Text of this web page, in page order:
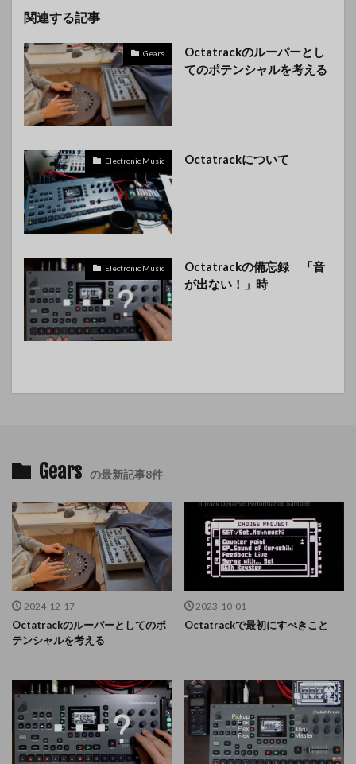
関連する記事
Gears
Octatrackのルーパーとし
てのポテンシャルを考える
Electronic Music Octatrackについて
Electronic Music
Octatrackの備忘録 「音
が出ない！」時
Gears の最新記事8件
2024-12-17
Octatrackのルーパーとしてのポ
テンシャルを考える
2023-10-01
Octatrackで最初にすべきこと